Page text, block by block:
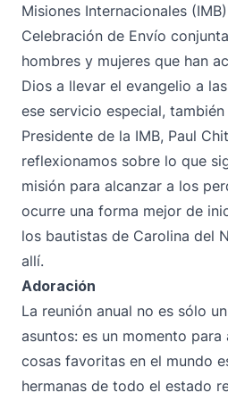
Misiones Internacionales
Celebración de Envío
hombres y mujeres que han
Dios a llevar el evangelio a
ese servicio especial,
Presidente de la IMB, Paul
reflexionamos sobre lo que
misión para alcanzar a los
ocurre una forma mejor de
los bautistas de Carolina del
allí.
Adoración
La reunión anual no es sólo
asuntos: es un momento para
cosas favoritas en el mundo
hermanas de todo el estado